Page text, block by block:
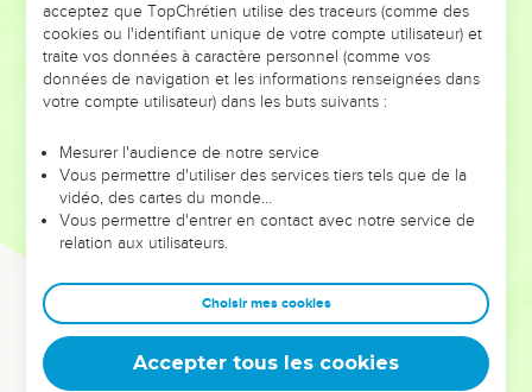
DE L’ANNÉE !
ET SI LEURS ERREURS POUVAIENT VOUS ÉVITER LES
VOTRES ?
leur foi ou leur vision. Mais on voit moins les doutes, les erreurs
et les saisons difficiles qu'ils ont traversés, alors même que ce
sont elles qui les ont façonnés.
Dans cette conférence, leaders, entrepreneurs, et responsables
clés pour avancer avec plus de sagesse afin que leurs erreurs
deviennent vos tremplins. Que vous guidiez un ministère, une
équipe, un groupe ou une famille, leur expérience est faite
acceptez que TopChrétien utilise des traceurs (comme des
cookies ou l'identifiant unique de votre compte utilisateur) et
traite vos données à caractère personnel (comme vos
données de navigation et les informations renseignées dans
votre compte utilisateur) dans les buts suivants :
Mesurer l'audience de notre service
Vous permettre d'utiliser des services tiers tels que de la
vidéo, des cartes du monde…
Vous permettre d'entrer en contact avec notre service de
relation aux utilisateurs.
Choisir mes cookies
Accepter tous les cookies